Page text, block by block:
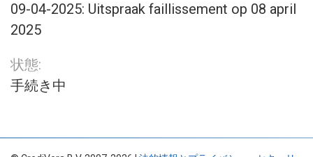
09-04-2025: Uitspraak faillissement op 08 april
2025
状態:
手続き中